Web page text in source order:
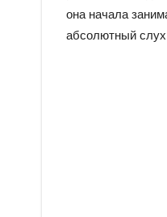
она начала
абсолютный